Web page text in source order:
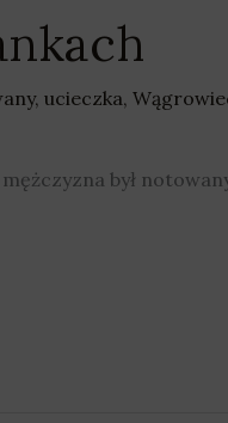
, ucieczka,
był